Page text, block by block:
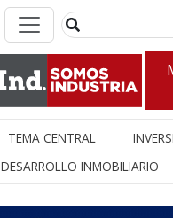
TEMA CENTRAL
DESARROLLO INMOBILIARIO